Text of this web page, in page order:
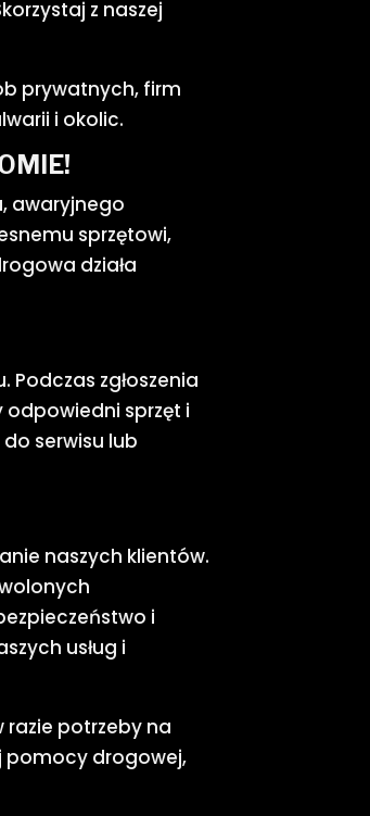
z naszej
prywatnych, firm
i okolic.
awaryjnego
sprzętowi,
działa
zgłoszenia
sprzęt i
serwisu lub
naszych klientów.
i
usług i
razie potrzeby na
pomocy drogowej,